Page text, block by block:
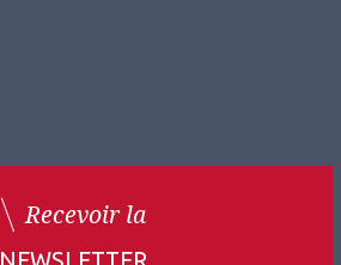
Recevoir la